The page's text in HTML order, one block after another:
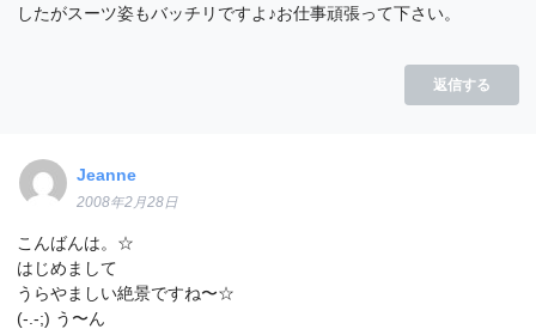
したがスーツ姿もバッチリですよ♪お仕事頑張って下さい。
返信する
Jeanne
2008年2月28日
こんばんは。☆
はじめまして
うらやましい絶景ですね〜☆
(-.-;) う〜ん